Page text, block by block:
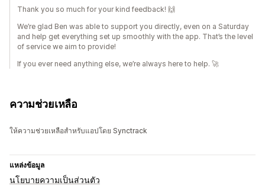
Thank you so much for your kind feedback! 🙌
We’re glad Ben was able to support you directly, even on a Saturday
and help get everything set up smoothly with the app. That’s the level
of service we aim to provide!
If you ever need anything else, we’re always here to help. 🚀
ความช่วยเหลือ
ให้ความช่วยเหลือสำหรับแอปโดย Synctrack
แหล่งข้อมูล
นโยบายความเป็นส่วนตัว